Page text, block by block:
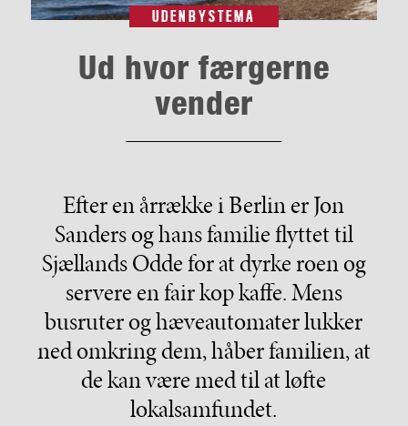
UDENBYSTEMA
Ud hvor færgerne
vender
Efter en årrække i Berlin er Jon
Sanders og hans familie flyttet til
Sjællands Odde for at dyrke roen og
servere en fair kop kaffe. Mens
busruter og hæveautomater lukker
ned omkring dem, håber familien, at
de kan være med til at løfte
lokalsamfundet.